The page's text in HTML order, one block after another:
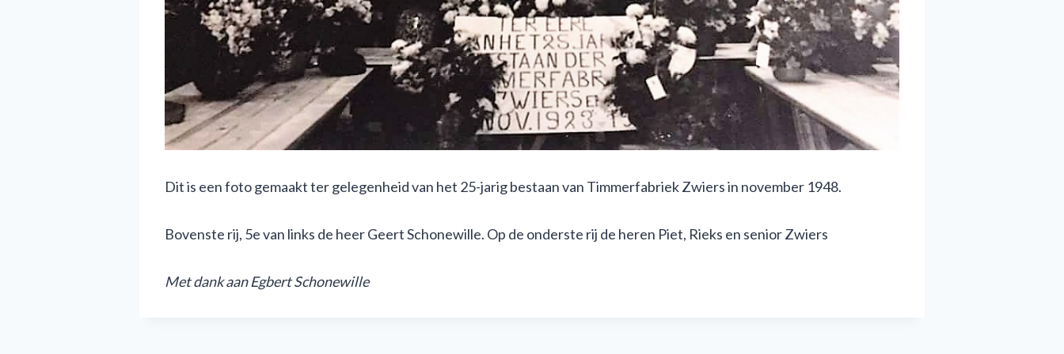
Dit is een foto gemaakt ter gelegenheid van het 25-jarig bestaan van Timmerfabriek Zwiers in november 1948.
Bovenste rij, 5e van links de heer Geert Schonewille. Op de onderste rij de heren Piet, Rieks en senior Zwiers
Met dank aan Egbert Schonewille